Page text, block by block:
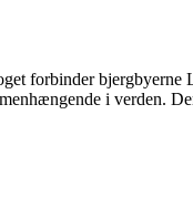
forbinder
i verden.